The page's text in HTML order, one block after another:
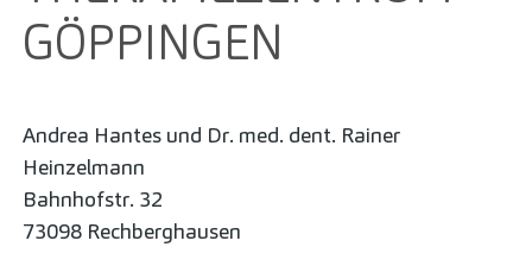
GÖPPINGEN
Andrea Hantes und Dr. med. dent. Rainer
Heinzelmann
Bahnhofstr. 32
73098 Rechberghausen